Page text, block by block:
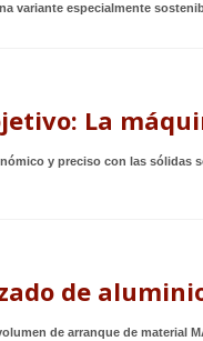
variante especialmente
La
y preciso con las sólidas
de
de arranque de material